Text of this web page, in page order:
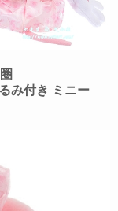
み付き ミニー